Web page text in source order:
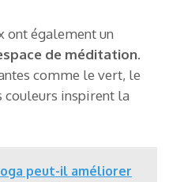
ont également un
de méditation.
comme le vert, le
couleurs inspirent la
peut-il améliorer